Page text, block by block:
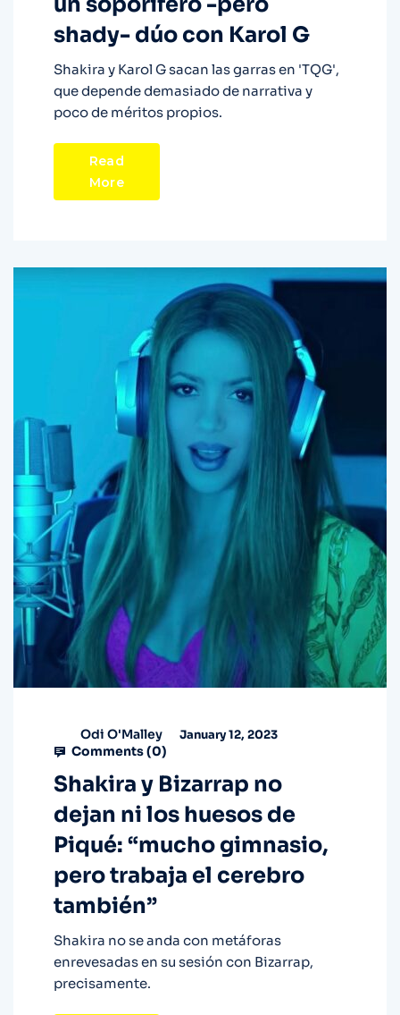
shady- dúo con Karol G
Shakira y Karol G sacan las garras en 'TQG',
que depende demasiado de narrativa y
poco de méritos propios.
Read
More
Odi O'Malley January 12, 2023
Comments (0)
Shakira y Bizarrap no
dejan ni los huesos de
Piqué: “mucho gimnasio,
pero trabaja el cerebro
también”
Shakira no se anda con metáforas
enrevesadas en su sesión con Bizarrap,
precisamente.